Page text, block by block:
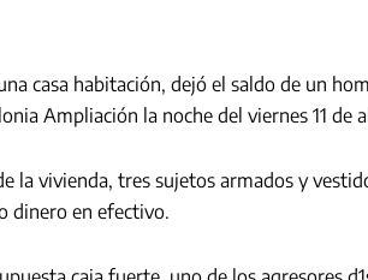
casa habitación, dejó el saldo de un
Ampliación la noche del viernes 11 de
la vivienda, tres sujetos armados y
dinero en efectivo.